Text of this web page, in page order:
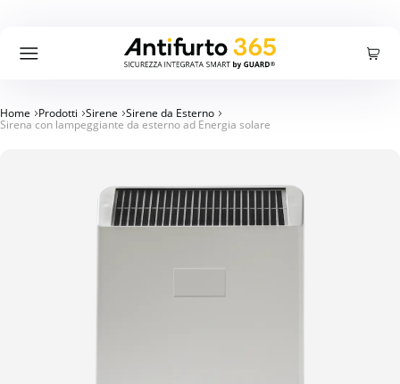
Home Prodotti Sirene
Sirene da Esterno
Sirena con lampeggiante da esterno ad Energia solare